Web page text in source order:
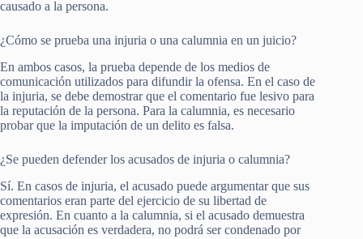
causado a la persona.
¿Cómo se prueba una injuria o una calumnia en un juicio?
En ambos casos, la prueba depende de los medios de
comunicación utilizados para difundir la ofensa. En el caso de
la injuria, se debe demostrar que el comentario fue lesivo para
la reputación de la persona. Para la calumnia, es necesario
probar que la imputación de un delito es falsa.
¿Se pueden defender los acusados de injuria o calumnia?
Sí. En casos de injuria, el acusado puede argumentar que sus
comentarios eran parte del ejercicio de su libertad de
expresión. En cuanto a la calumnia, si el acusado demuestra
que la acusación es verdadera, no podrá ser condenado por